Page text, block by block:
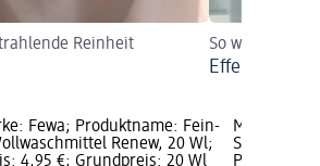
Reinheit So wird
Effektiv
Fewa; Produktname: Fein-
Renew, 20 Wl;
4,95 €; Grundpreis: 20 Wl
Marke:
Preis: 4,95